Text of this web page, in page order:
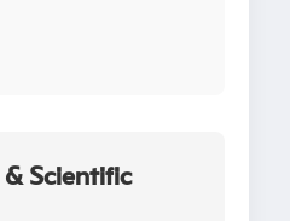
& Scientific